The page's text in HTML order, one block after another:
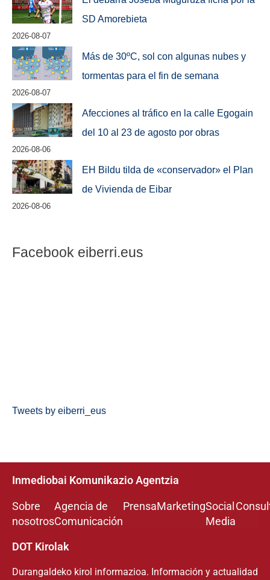
SD Amorebieta
2026-08-07
Más de 30ºC, sol con algunas nubes y
tormentas para el fin de semana
2026-08-07
Afecciones al tráfico en la calle Egogain
del 10 al 23 de agosto por obras
2026-08-06
EH Bildu tilda de «conservador» el Plan
de Vivienda de Eibar
2026-08-06
Facebook eiberri.eus
Tweets by eiberri_eus
Inmediobai Komunikazio Agentzia
Sobre
nosotros
Agencia de
Comunicación
PrensaMarketingSocial
Media
DOT Kirolak
Durangaldeko kirol informazioa. Información y actualidad